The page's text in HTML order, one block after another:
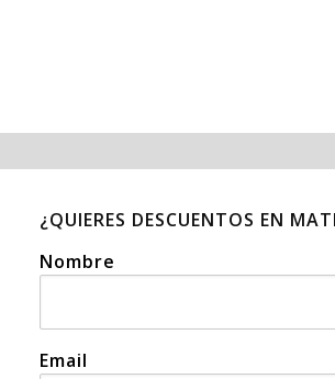
¿QUIERES DESCUENTOS EN
Nombre
Email